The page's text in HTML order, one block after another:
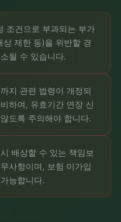
조건으로 부과되는 부가
상 제한 등)을 위반할 경
될 수 있습니다.
지 관련 법령이 개정되
하여, 유효기간 연장 신
도록 주의해야 합니다.
배상할 수 있는 책임보
사항이며, 보험 미가입
능합니다.